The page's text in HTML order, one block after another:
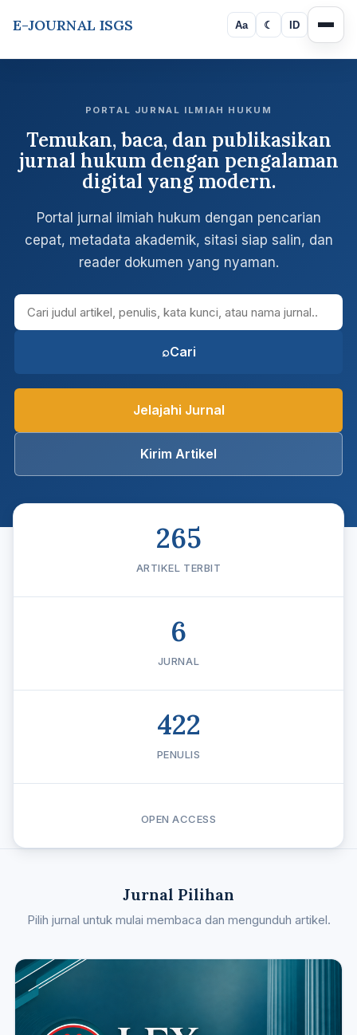
E-JOURNAL ISGS Aa ☾ ID
PORTAL JURNAL ILMIAH HUKUM
Temukan, baca, dan publikasikan
jurnal hukum dengan pengalaman
digital yang modern.
Portal jurnal ilmiah hukum dengan pencarian
cepat, metadata akademik, sitasi siap salin, dan
reader dokumen yang nyaman.
Cari
Jelajahi Jurnal
Kirim Artikel
265
ARTIKEL TERBIT
6
JURNAL
422
PENULIS
OPEN ACCESS
Jurnal Pilihan
Pilih jurnal untuk mulai membaca dan mengunduh artikel.